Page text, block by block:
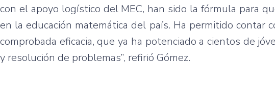
con el apoyo logístico del MEC, han sido la fórmula para
en la educación matemática del país. Ha permitido contar
comprobada eficacia, que ya ha potenciado a cientos de
y resolución de problemas”, refirió Gómez.